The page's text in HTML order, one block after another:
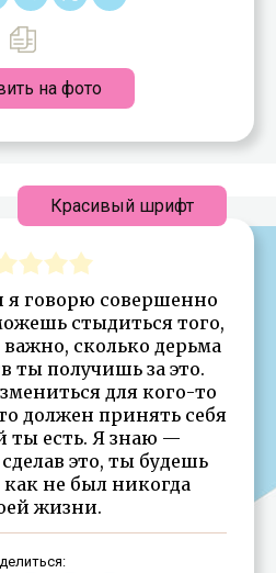
на фото
говорю совершенно
стыдиться того,
сколько дерьма
ты получишь за это.
для кого-то
должен принять себя
ты есть. Я знаю —
это, ты будешь
как не был никогда
жизни.
Красивый шрифт